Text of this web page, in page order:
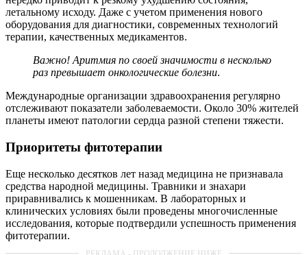
летальному исходу. Даже с учетом применения нового
оборудования для диагностики, современных технологий
терапии, качественных медикаментов.
Важно! Аритмия по своей значимости в несколько
раз превышает онкологические болезни.
Международные организации здравоохранения регулярно
отслеживают показатели заболеваемости. Около 30% жителей
планеты имеют патологии сердца разной степени тяжести.
Приоритеты фитотерапии
Еще несколько десятков лет назад медицина не признавала
средства народной медицины. Травники и знахари
приравнивались к мошенникам. В лабораторных и
клинических условиях были проведены многочисленные
исследования, которые подтвердили успешность применения
фитотерапии.